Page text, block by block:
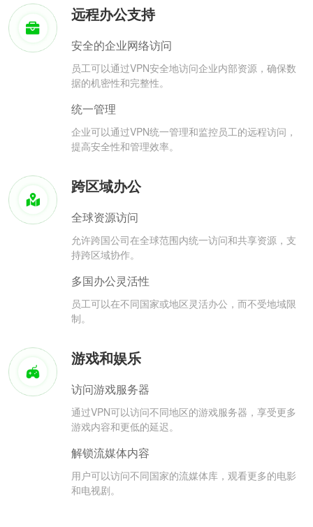
远程办公支持
安全的企业网络访问
员工可以通过VPN安全地访问企业内部资源，确保数
据的机密性和完整性。
统一管理
企业可以通过VPN统一管理和监控员工的远程访问，
提高安全性和管理效率。
跨区域办公
全球资源访问
允许跨国公司在全球范围内统一访问和共享资源，支
持跨区域协作。
多国办公灵活性
员工可以在不同国家或地区灵活办公，而不受地域限
制。
游戏和娱乐
访问游戏服务器
通过VPN可以访问不同地区的游戏服务器，享受更多
游戏内容和更低的延迟。
解锁流媒体内容
用户可以访问不同国家的流媒体库，观看更多的电影
和电视剧。